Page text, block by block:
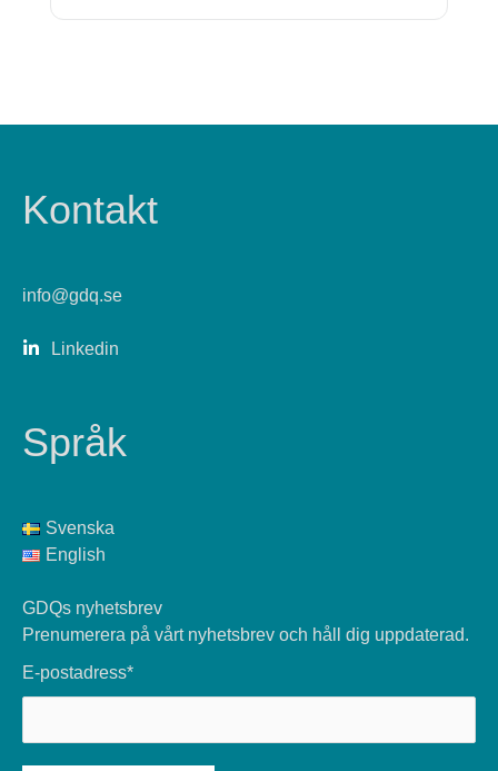
Kontakt
info@gdq.se
Linkedin
Språk
Svenska
English
GDQs nyhetsbrev
Prenumerera på vårt nyhetsbrev och håll dig uppdaterad.
E-postadress*